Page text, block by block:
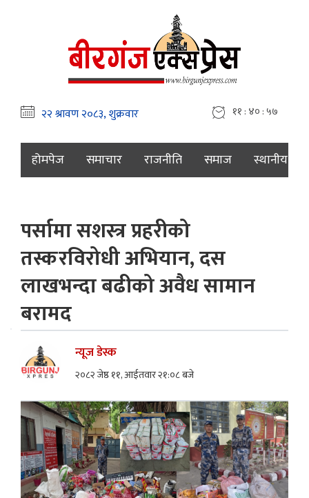
११ : ४० : ५७
होमपेज समाचार राजनीति समाज स्थानीय
पर्सामा सशस्त्र प्रहरीको
तस्करविरोधी अभियान, दस
लाखभन्दा बढीको अवैध सामान
बरामद
न्यूज डेस्क
२०८२ जेष्ठ ११, आईतवार २१:०८ बजे